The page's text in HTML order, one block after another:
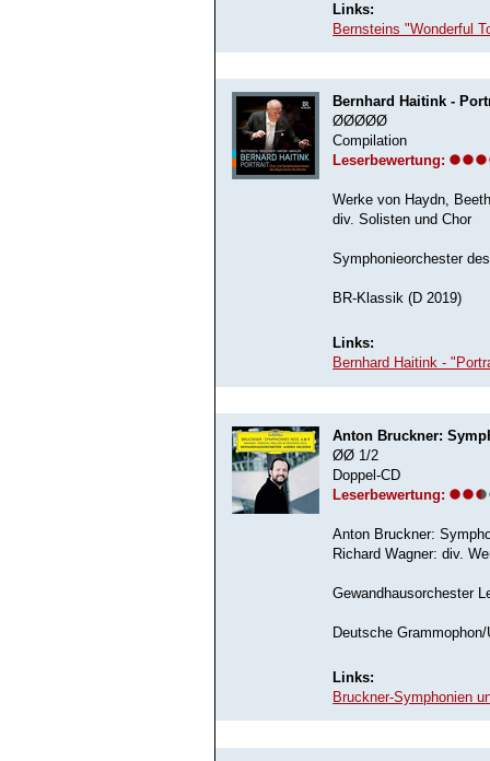
Links:
Bernsteins "Wonderful
Bernhard Haitink -
ØØØØØ
Compilation
Leserbewertung:
Werke von Haydn,
div. Solisten und Chor
Symphonieorchester
BR-Klassik (D 2019)
Links:
Bernhard Haitink -
Anton Bruckner:
ØØ 1/2
Doppel-CD
Leserbewertung:
Anton Bruckner:
Richard Wagner: div.
Gewandhausorchester
Deutsche
Links:
Bruckner-Symphonien